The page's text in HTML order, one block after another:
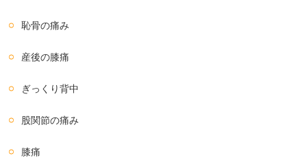
恥骨の痛み
産後の膝痛
ぎっくり背中
股関節の痛み
膝痛